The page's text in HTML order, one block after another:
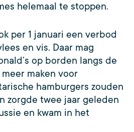
helemaal te stoppen.
per 1 januari een verbod
en vis. Daar mag
op borden langs de
maken voor
hamburgers zouden
zorgde twee jaar geleden
en kwam in het